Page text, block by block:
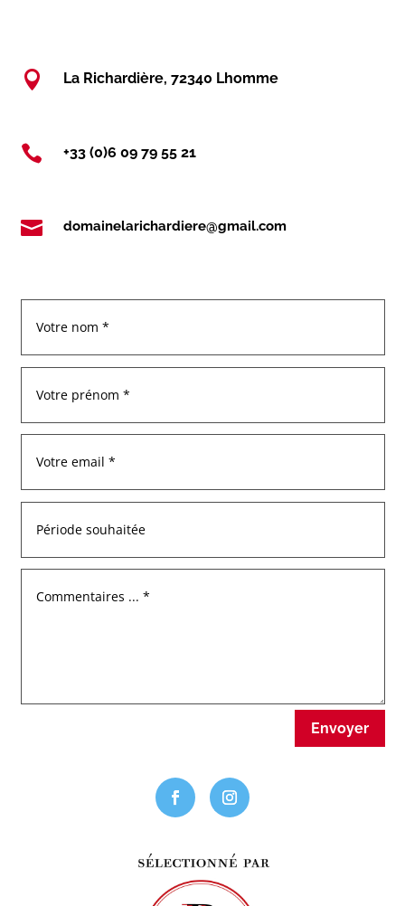
 La Richardière, 72340 Lhomme
 +33 (0)6 09 79 55 21
 domainelarichardiere@gmail.com
Envoyer